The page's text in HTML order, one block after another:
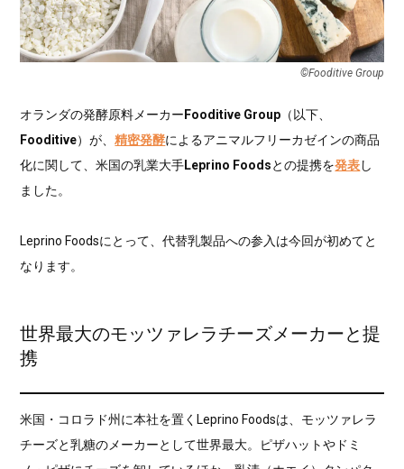
©︎Fooditive Group
オランダの発酵原料メーカー Fooditive Group （以下、
Fooditive）が、精密発酵によるアニマルフリーカゼインの商品
化に関して、米国の乳業大手Leprino Foodsとの提携を発表し
ました。
Leprino Foodsにとって、代替乳製品への参入は今回が初めてと
なります。
世界最大のモッツァレラチーズメーカーと提
携
米国・コロラド州に本社を置くLeprino Foodsは、モッツァレラ
チーズと乳糖のメーカーとして世界最大。ピザハットやドミ